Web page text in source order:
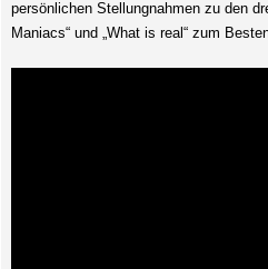
persönlichen Stellungnahmen zu den
Maniacs“ und „What is real“ zum